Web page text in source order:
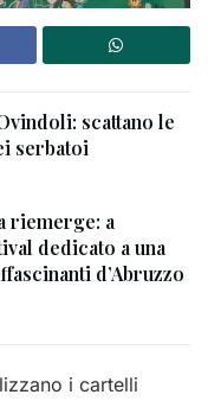
scattano le
serbatoi
riemerge: a
dedicato a una
d’Abruzzo
i cartelli